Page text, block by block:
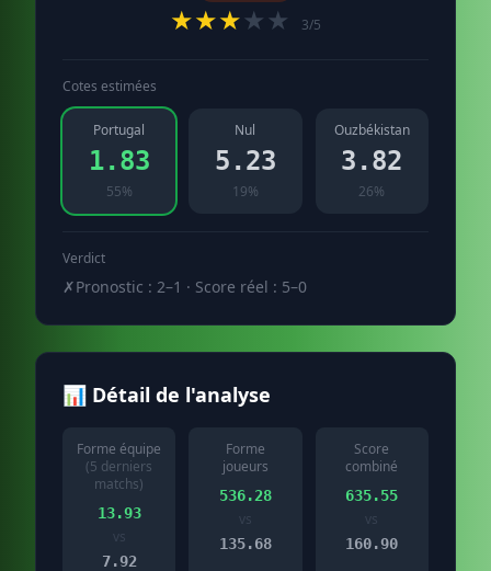
★★★★★ 3/5
Cotes estimées
Portugal
1.83
55%
Nul
5.23
19%
Ouzbékistan
3.82
26%
Verdict
✗Pronostic : 2–1 · Score réel : 5–0
📊 Détail de l'analyse
Forme équipe
(5 derniers
matchs)
13.93
vs
7.92
Forme
joueurs
536.28
vs
135.68
Score
combiné
635.55
vs
160.90